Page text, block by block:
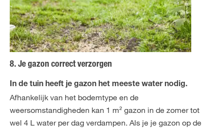
8. Je gazon correct verzorgen
In de tuin heeft je gazon het meeste water nodig.
Afhankelijk van het bodemtype en de
weersomstandigheden kan 1 m² gazon in de zomer tot
wel 4 L water per dag verdampen. Als je je gazon op de